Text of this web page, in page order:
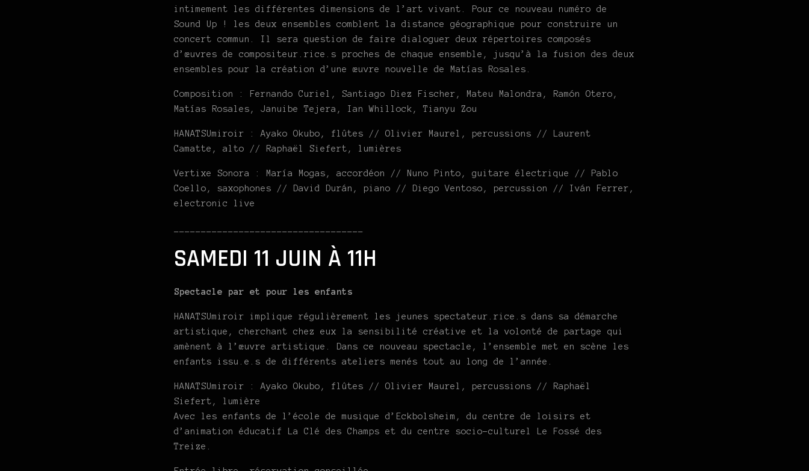
intimement les différentes dimensions de l’art vivant. Pour ce nouveau numéro de
Sound Up ! les deux ensembles comblent la distance géographique pour construire un
concert commun. Il sera question de faire dialoguer deux répertoires composés
d’œuvres de compositeur.rice.s proches de chaque ensemble, jusqu’à la fusion des deux
ensembles pour la création d’une œuvre nouvelle de Matías Rosales.
Composition : Fernando Curiel, Santiago Diez Fischer, Mateu Malondra, Ramón Otero,
Matías Rosales, Januibe Tejera, Ian Whillock, Tianyu Zou
HANATSUmiroir : Ayako Okubo, flûtes // Olivier Maurel, percussions // Laurent
Camatte, alto // Raphaël Siefert, lumières
Vertixe Sonora : María Mogas, accordéon // Nuno Pinto, guitare électrique // Pablo
Coello, saxophones // David Durán, piano // Diego Ventoso, percussion // Iván Ferrer,
electronic live
SAMEDI 11 JUIN À 11H
Spectacle par et pour les enfants
HANATSUmiroir implique régulièrement les jeunes spectateur.rice.s dans sa démarche
artistique, cherchant chez eux la sensibilité créative et la volonté de partage qui
amènent à l’œuvre artistique. Dans ce nouveau spectacle, l’ensemble met en scène les
enfants issu.e.s de différents ateliers menés tout au long de l’année.
HANATSUmiroir : Ayako Okubo, flûtes // Olivier Maurel, percussions // Raphaël
Siefert, lumière
Avec les enfants de l’école de musique d’Eckbolsheim, du centre de loisirs et
d’animation éducatif La Clé des Champs et du centre socio-culturel Le Fossé des
Treize.